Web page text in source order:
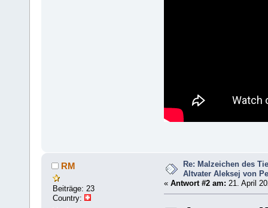
RM
Beiträge: 23
Country:
Re: Malzeichen des
Altvater Aleksej von
« Antwort #2 am: 21. April